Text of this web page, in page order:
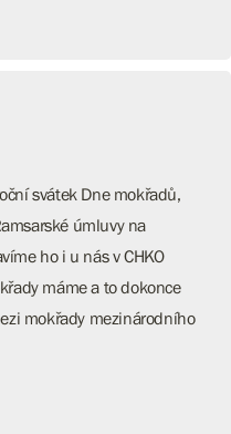
svátek Dne mokřadů,
úmluvy na
ho i u nás v CHKO
máme a to dokonce
mokřady mezinárodního